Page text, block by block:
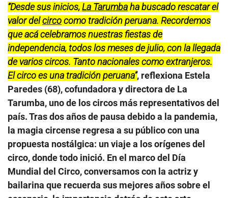
“Desde sus inicios,La Tarumbaha buscado rescatar el
valor delcircocomo tradición peruana. Recordemos
que acá celebramos nuestras fiestas de
independencia, todos los meses de julio, con la llegada
de varios circos. Tanto nacionales como extranjeros.
El circo es una tradición peruana”, reflexiona Estela
Paredes (68), cofundadora y directora de La
Tarumba, uno de los circos más representativos del
país. Tras dos años de pausa debido a la pandemia,
la magia circense regresa a su público con una
propuesta nostálgica: un viaje a los orígenes del
circo, donde todo inició. En el marco del Día
Mundial del Circo, conversamos con la actriz y
bailarina que recuerda sus mejores años sobre el